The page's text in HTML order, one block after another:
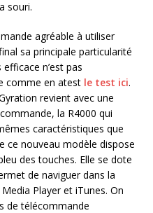
souri.
agréable à utiliser
sa principale particularité
n’est pas
comme en atest le test ici.
revient avec une
la R4000 qui
caractéristiques que
ce nouveau modèle dispose
des touches. Elle se dote
de naviguer dans la
Player et iTunes. On
de télécommande